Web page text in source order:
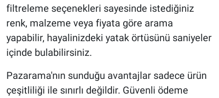
filtreleme seçenekleri sayesinde istediğiniz
renk, malzeme veya fiyata göre arama
yapabilir, hayalinizdeki yatak örtüsünü saniyeler
içinde bulabilirsiniz.
Pazarama'nın sunduğu avantajlar sadece ürün
çeşitliliği ile sınırlı değildir. Güvenli ödeme